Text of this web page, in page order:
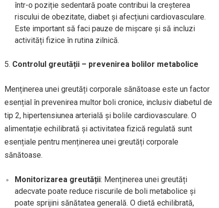
într-o poziție sedentară poate contribui la creșterea
riscului de obezitate, diabet și afecțiuni cardiovasculare.
Este important să faci pauze de mișcare și să incluzi
activități fizice în rutina zilnică.
Controlul greutății – prevenirea bolilor metabolice
Menținerea unei greutăți corporale sănătoase este un factor
esențial în prevenirea multor boli cronice, inclusiv diabetul de
tip 2, hipertensiunea arterială și bolile cardiovasculare. O
alimentație echilibrată și activitatea fizică regulată sunt
esențiale pentru menținerea unei greutăți corporale
sănătoase.
Monitorizarea greutății: Menținerea unei greutăți
adecvate poate reduce riscurile de boli metabolice și
poate sprijini sănătatea generală. O dietă echilibrată,